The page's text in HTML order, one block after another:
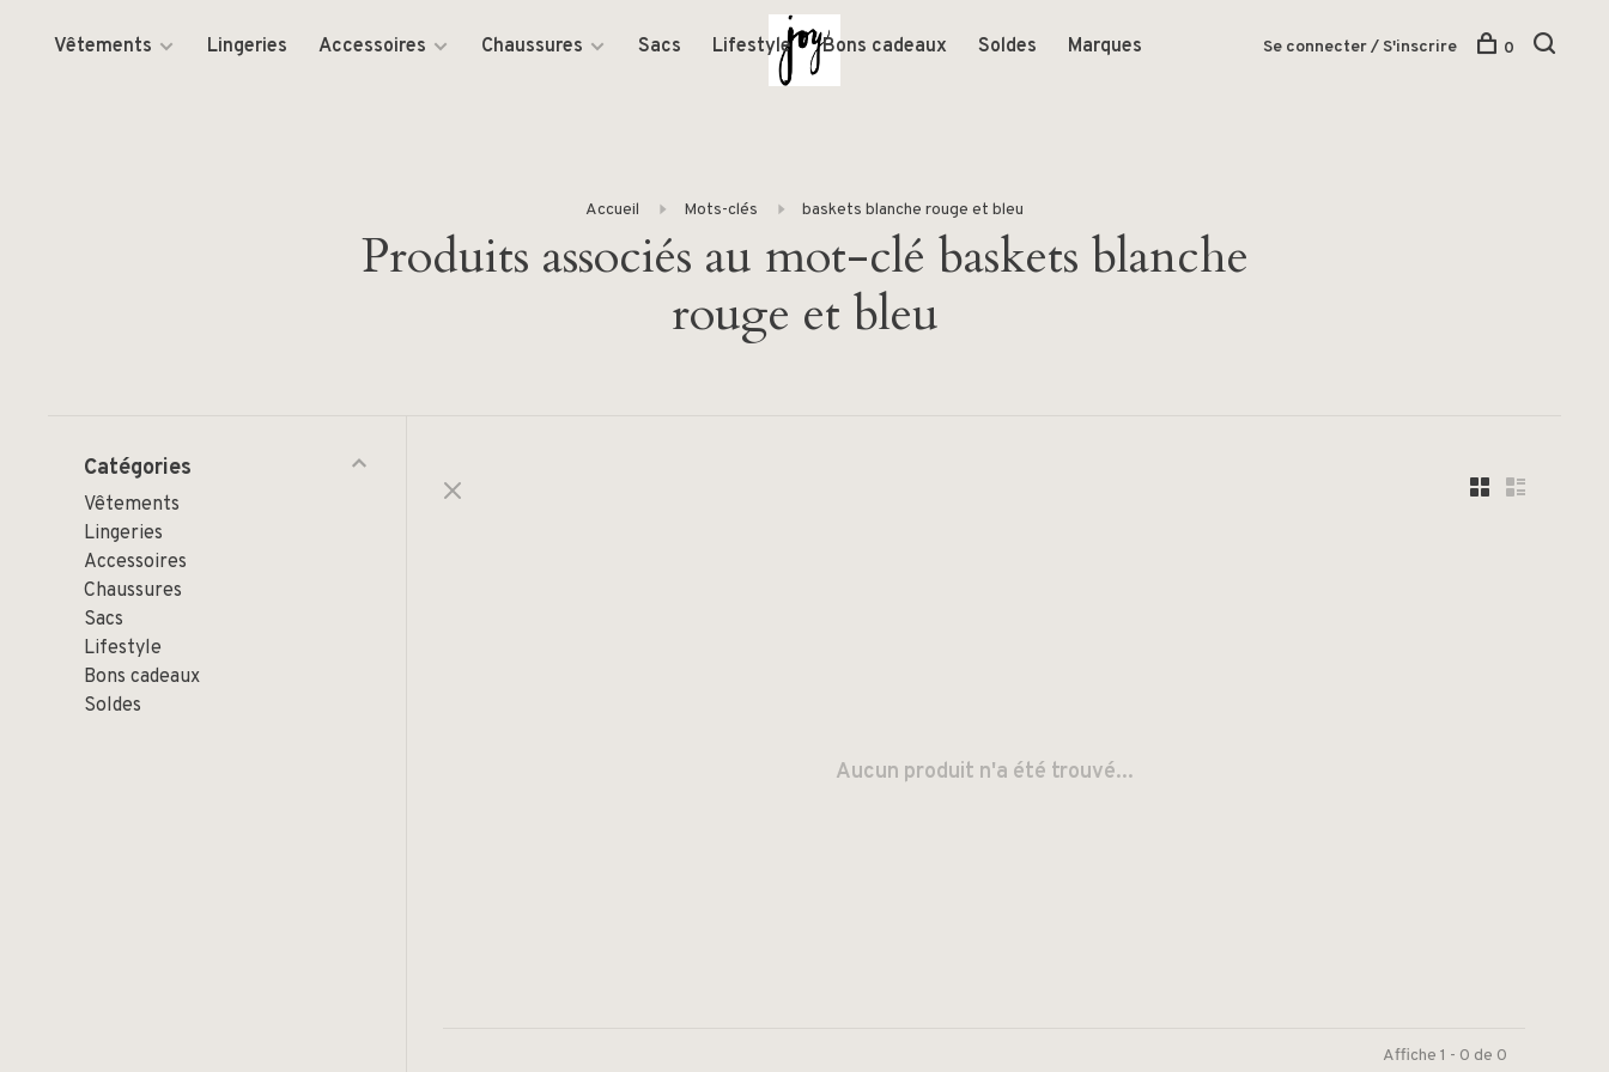
Vêtements Lingeries Accessoires Chaussures Sacs Lifestyle Bons cadeaux Soldes Marques Se connecter / S'inscrire 0
Accueil Mots-clés baskets blanche rouge et bleu
Produits associés au mot-clé baskets blanche
rouge et bleu
Catégories
Vêtements
Lingeries
Accessoires
Chaussures
Sacs
Lifestyle
Bons cadeaux
Soldes
Aucun produit n'a été trouvé...
Affiche 1 - 0 de 0